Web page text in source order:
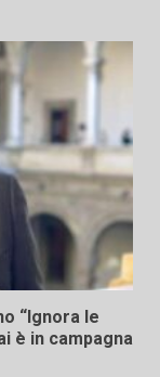
“Ignora le
è in campagna